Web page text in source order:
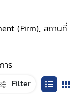
(Firm), สถานที่
าร
Filter